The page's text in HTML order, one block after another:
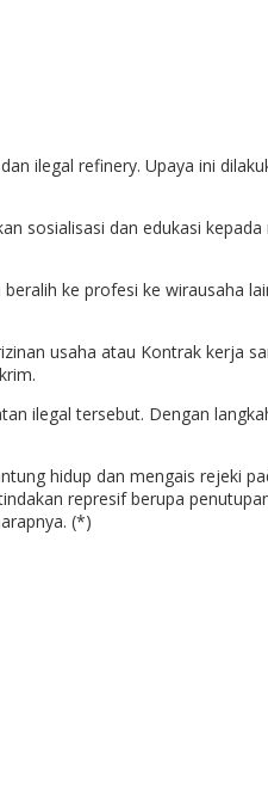
ilegal refinery. Upaya ini
sosialisasi dan edukasi
ke profesi ke wirausaha
usaha atau Kontrak kerja
ilegal tersebut. Dengan
hidup dan mengais rejeki
represif berupa
(*)